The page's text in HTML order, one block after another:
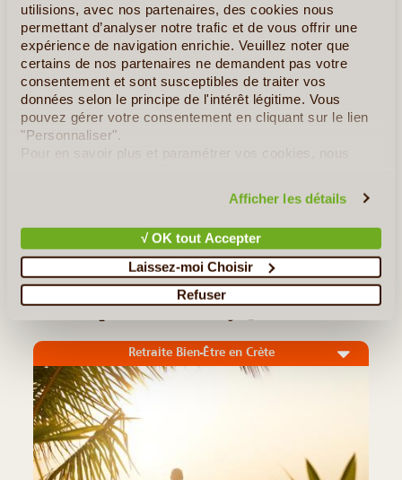
utilisions, avec nos partenaires, des cookies nous
permettant d’analyser notre trafic et de vous offrir une
expérience de navigation enrichie. Veuillez noter que
certains de nos partenaires ne demandent pas votre
consentement et sont susceptibles de traiter vos
données selon le principe de l'intérêt légitime. Vous
pouvez gérer votre consentement en cliquant sur le lien
"Personnaliser".
Pour en savoir plus et paramétrer vos cookies, nous
Afficher les détails
√ OK tout Accepter
Laissez-moi Choisir
Refuser
est une vaste région fertile où l'on vit avant tout de
l'agriculture. C'est un endroit idéal pour quitter les sentiers
battus et s'immerger dans la campagne crétoise, au cœur
des (...)
<< Retour aux Incontournables de Crète
Retraite Bien-Être en Crète